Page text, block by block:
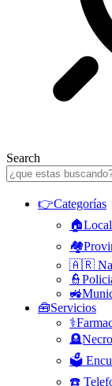
Search
👉Categorías
🇦🇷
🧰Servicios
🗳️
☎️